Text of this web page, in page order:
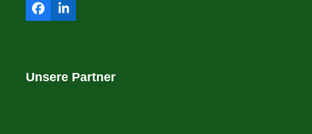
Facebook
LinkedIn
Unsere Partner